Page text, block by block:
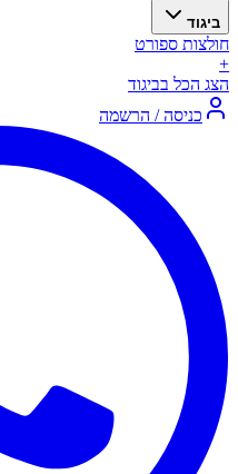
ביגוד
חולצות ספורט
+
הצג הכל בביגוד
כניסה / הרשמה